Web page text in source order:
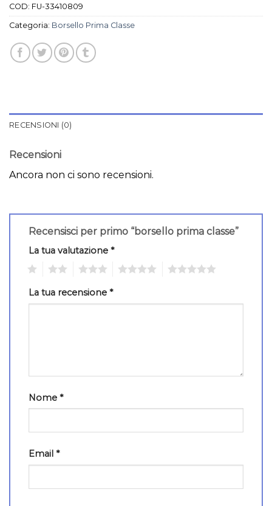
COD: FU-33410809
Categoria: Borsello Prima Classe
RECENSIONI (0)
Recensioni
Ancora non ci sono recensioni.
Recensisci per primo “borsello prima classe”
La tua valutazione *
La tua recensione *
Nome *
Email *